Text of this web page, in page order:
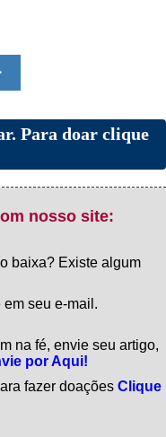
Para doar clique
nosso site:
baixa? Existe algum
seu e-mail.
na fé, envie seu artigo,
por Aqui!
fazer doações Clique